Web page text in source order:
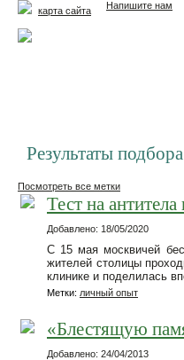
Напишите нам
карта сайта
Результаты
Посмотреть все метки
Тест на
Добавлено: 18/05/2020
С 15 мая москвичей
жителей столицы
клинике и поделилась
Метки: личный опыт
«Блестящую
Добавлено: 24/04/2013